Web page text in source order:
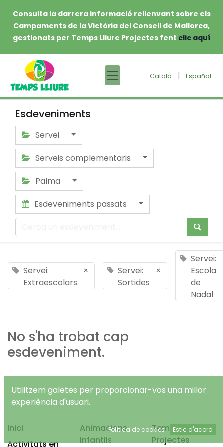
Consulta la darrera informació rellenvant sobre els
Campaments de la Victòria del Consell de Mallorca,
gestionats per Temps Lliure Projectes fent clic aquí
Català | Español
Esdeveniments
Servei
Serveis complementaris
Palma
Esdeveniments passats
Servei:
Extraescolars
×
Servei:
Sortides
×
Servei:
Escola
de
Nadal
No s'ha trobat cap
esdeveniment.
Inici
Activitats en
Animacions
infantils
Temps Lliure
Projectes
Utilitzem galetes per proporcionar-vos una millor
experiència d'usuari.
Política de cookies Estic d'acord